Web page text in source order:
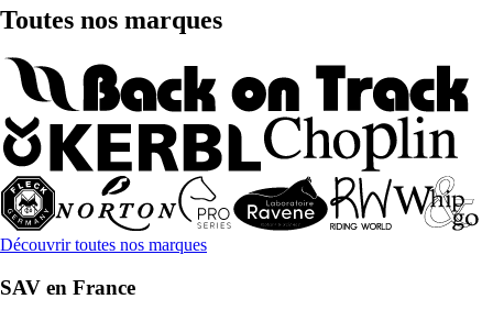
Toutes nos marques
Découvrir toutes nos marques
SAV en France